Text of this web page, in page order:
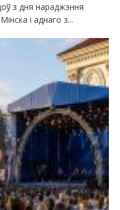
з дня нараджэння
і аднаго з...